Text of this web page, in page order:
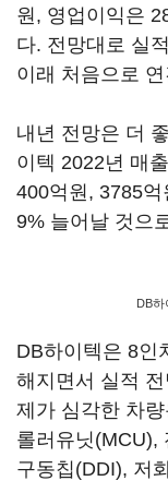
원, 영업이익은
다. 전망대로 실
이래 처음으로
내년 전망은 더
이텍 2022년 매
400억원, 3785
9% 늘어날 것으
DB하
DB하이텍은 8인
해지면서 실적
제가 심각한 차
롤러유닛(MCU),
구동칩(DDI), 저